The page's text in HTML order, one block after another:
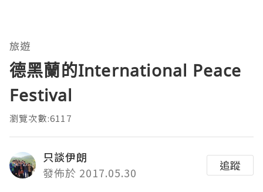
旅遊
德黑蘭的International Peace
Festival
瀏覽次數:6117
只談伊朗
發佈於 2017.05.30
追蹤